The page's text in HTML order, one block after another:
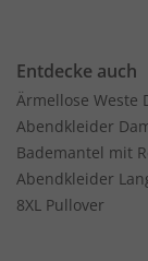
Entdecke auch
Ärmellose Weste
Abendkleider
Bademantel mit
Abendkleider
8XL Pullover